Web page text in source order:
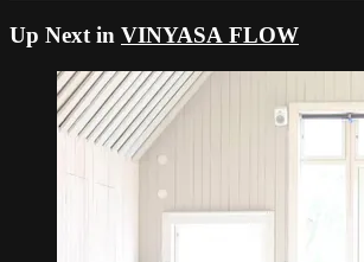
Up Next in VINYASA FLOW